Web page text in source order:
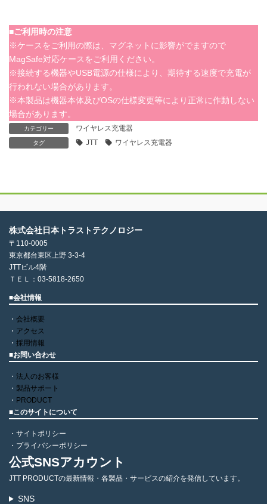
■ご利用時の注意
※ケースをご利用の際は、マグネットに影響がでますので
MagSafe対応ケースをご利用ください。
※接続する機器やUSB電源の仕様により、期待する速度で充電が
行われない場合があります。
※本製品は機器本体及びOSの仕様変更等により正常に作動しない
場合があります。
カテゴリー ワイヤレス充電器
タグ JTT ワイヤレス充電器
株式会社日本トラストテクノロジー
〒110-0005
東京都台東区上野 3-3-4
JTTビル4階
ＴＥＬ：03-5818-2650
■会社情報
・ 会社概要
・ アクセス
・ 採用情報
■お問い合わせ
・ 法人のお客様
・ 製品サポート
・ PRODUCT
■このサイトについて
・サイトポリシー
・プライバシーポリシー
公式SNSアカウント
JTT PRODUCTの最新情報・各製品・サービスの紹介を発信しています。
SNS